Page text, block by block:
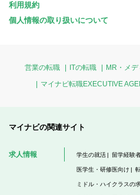
利用規約
個人情報の取り扱いについて
営業の転職 ITの転職 MR・メ
マイナビ転職EXECUTIVE
マイナビの関連サイト
求人情報 学生の就活 留学経験
医学生・研修医向け
ミドル・ハイクラスの